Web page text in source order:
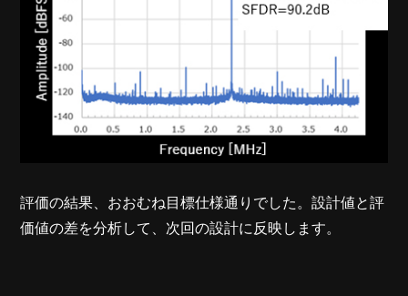
評価の結果、おおむね目標仕様通りでした。設計値と評
価値の差を分析して、次回の設計に反映します。